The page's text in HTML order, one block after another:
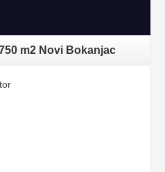
m2 Novi Bokanjac